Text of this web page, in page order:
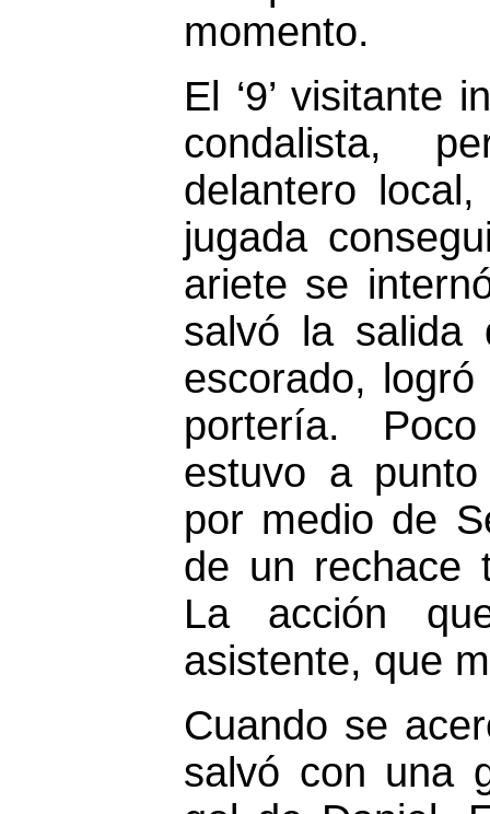
momento.
El ‘9’ visitante
condalista,
delantero
jugada
ariete se
salvó la salida
escorado,
portería.
estuvo a
por medio de
de un rechace
La acción
asistente, que
Cuando se
salvó con una